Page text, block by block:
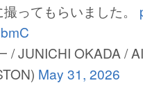
ってもらいました。
/ JUNICHI OKADA /
May 31, 2026